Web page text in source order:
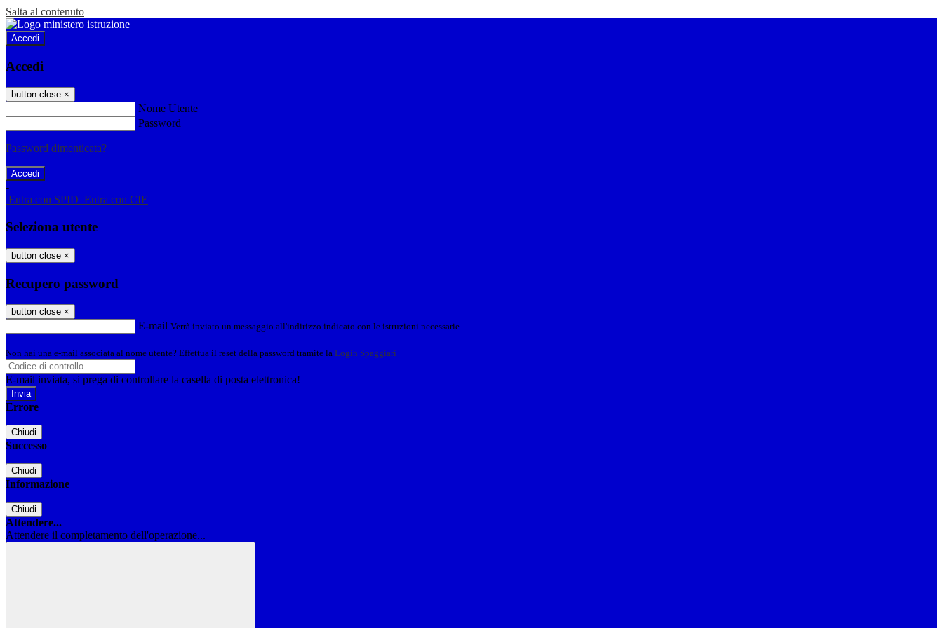
Salta al contenuto
Accedi
Accedi
button close ×
Nome Utente
Password
Password dimenticata?
-
Entra con SPID Entra con CIE
Seleziona utente
button close ×
Recupero password
button close ×
E-mail Verrà inviato un messaggio all'indirizzo indicato con le istruzioni necessarie.
Non hai una e-mail associata al nome utente? Effettua il reset della password tramite la Login Spaggiari
E-mail inviata, si prega di controllare la casella di posta elettronica!
Errore
Chiudi
Successo
Chiudi
Informazione
Chiudi
Attendere...
Attendere il completamento dell'operazione...